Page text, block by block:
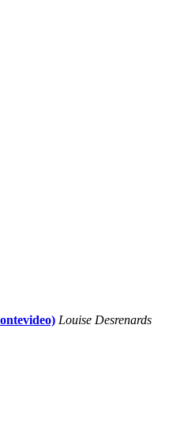
Louise Desrenards